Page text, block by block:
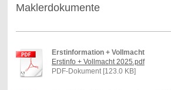
Maklerdokumente
Erstinformation + Vollmacht
Erstinfo + Vollmacht 2025.pdf
PDF-Dokument [123.0 KB]